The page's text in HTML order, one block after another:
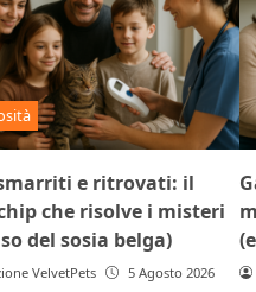
e ritrovati: il
che risolve i misteri
del sosia belga)
VelvetPets 5 Agosto 2026